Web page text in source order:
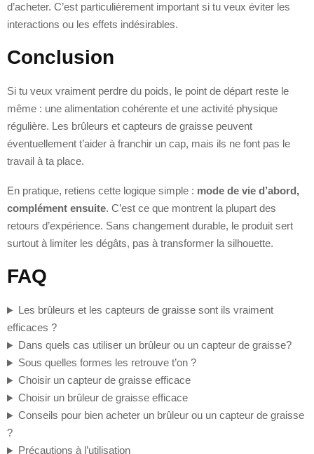
d’acheter. C’est particulièrement important si tu veux éviter les
interactions ou les effets indésirables.
Conclusion
Si tu veux vraiment perdre du poids, le point de départ reste le
même : une alimentation cohérente et une activité physique
régulière. Les brûleurs et capteurs de graisse peuvent
éventuellement t’aider à franchir un cap, mais ils ne font pas le
travail à ta place.
En pratique, retiens cette logique simple : mode de vie d’abord,
complément ensuite. C’est ce que montrent la plupart des
retours d’expérience. Sans changement durable, le produit sert
surtout à limiter les dégâts, pas à transformer la silhouette.
FAQ
Les brûleurs et les capteurs de graisse sont ils vraiment
efficaces ?
Dans quels cas utiliser un brûleur ou un capteur de graisse?
Sous quelles formes les retrouve t’on ?
Choisir un capteur de graisse efficace
Choisir un brûleur de graisse efficace
Conseils pour bien acheter un brûleur ou un capteur de graisse
?
Précautions à l’utilisation